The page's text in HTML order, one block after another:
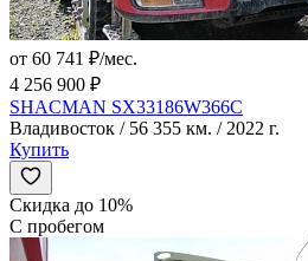
от 60 741 ₽/мес.
4 256 900 ₽
SHACMAN SX33186W366C
Владивосток / 56 355 км. / 2022 г.
Купить
Скидка до 10%
С пробегом